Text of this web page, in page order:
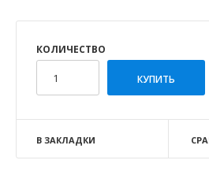
КОЛИЧЕСТВО
В ЗАКЛАДКИ